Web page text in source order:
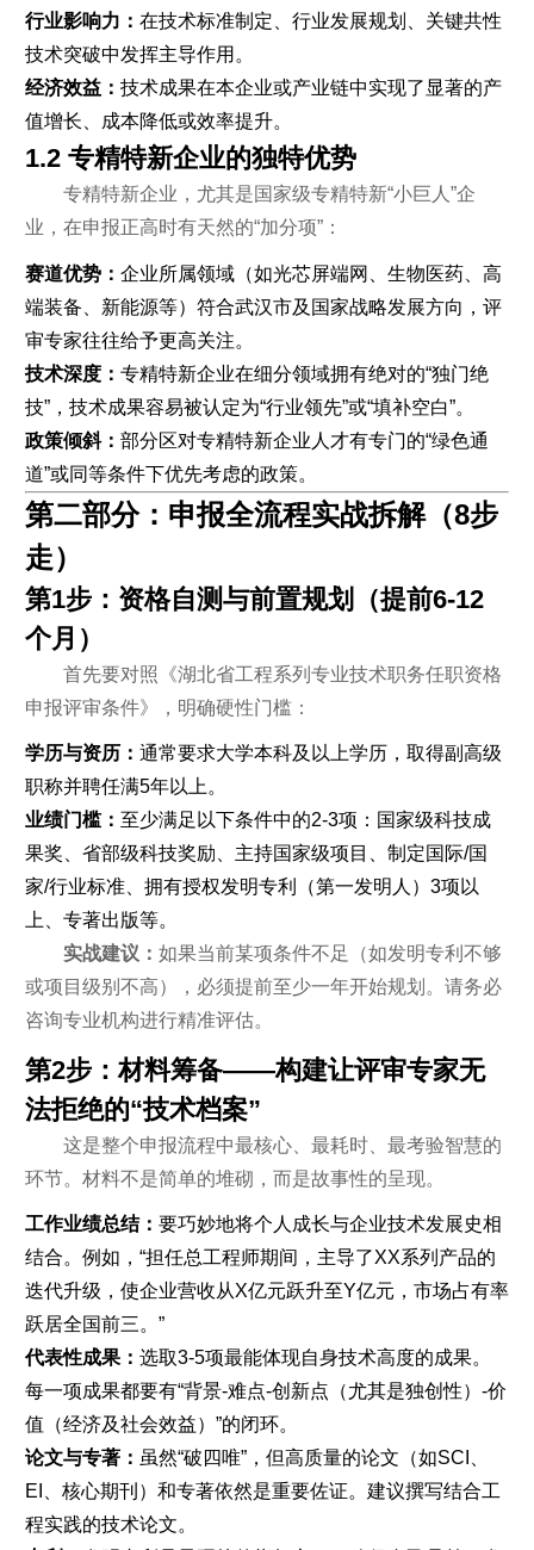
行业影响力： 在技术标准制定、行业发展规划、关键共性
技术突破中发挥主导作用。
经济效益： 技术成果在本企业或产业链中实现了显著的产
值增长、成本降低或效率提升。
1.2 专精特新企业的独特优势
专精特新企业，尤其是国家级专精特新“小巨人”企
业，在申报正高时有天然的“加分项”：
赛道优势： 企业所属领域（如光芯屏端网、生物医药、高
端装备、新能源等）符合武汉市及国家战略发展方向，评
审专家往往给予更高关注。
技术深度： 专精特新企业在细分领域拥有绝对的“独门绝
技”，技术成果容易被认定为“行业领先”或“填补空白”。
政策倾斜： 部分区对专精特新企业人才有专门的“绿色通
道”或同等条件下优先考虑的政策。
第二部分：申报全流程实战拆解（8步
走）
第1步：资格自测与前置规划（提前6-12
个月）
首先要对照《湖北省工程系列专业技术职务任职资格
申报评审条件》，明确硬性门槛：
学历与资历： 通常要求大学本科及以上学历，取得副高级
职称并聘任满5年以上。
业绩门槛： 至少满足以下条件中的2-3项：国家级科技成
果奖、省部级科技奖励、主持国家级项目、制定国际/国
家/行业标准、拥有授权发明专利（第一发明人）3项以
上、专著出版等。
实战建议： 如果当前某项条件不足（如发明专利不够
或项目级别不高），必须提前至少一年开始规划。请务必
咨询专业机构进行精准评估。
第2步：材料筹备——构建让评审专家无
法拒绝的“技术档案”
这是整个申报流程中最核心、最耗时、最考验智慧的
环节。材料不是简单的堆砌，而是故事性的呈现。
工作业绩总结： 要巧妙地将个人成长与企业技术发展史相
结合。例如，“担任总工程师期间，主导了XX系列产品的
迭代升级，使企业营收从X亿元跃升至Y亿元，市场占有率
跃居全国前三。”
代表性成果： 选取3-5项最能体现自身技术高度的成果。
每一项成果都要有“背景-难点-创新点（尤其是独创性）-价
值（经济及社会效益）”的闭环。
论文与专著： 虽然“破四唯”，但高质量的论文（如SCI、
EI、核心期刊）和专著依然是重要佐证。建议撰写结合工
程实践的技术论文。